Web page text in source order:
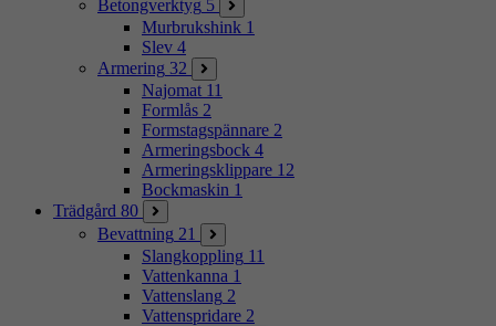
Betongverktyg 5
Murbrukshink 1
Slev 4
Armering 32
Najomat 11
Formlås 2
Formstagspännare 2
Armeringsbock 4
Armeringsklippare 12
Bockmaskin 1
Trädgård 80
Bevattning 21
Slangkoppling 11
Vattenkanna 1
Vattenslang 2
Vattenspridare 2